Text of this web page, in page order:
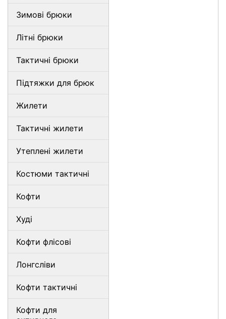
Зимові брюки
Літні брюки
Тактичні брюки
Підтяжки для брюк
Жилети
Тактичні жилети
Утеплені жилети
Костюми тактичні
Кофти
Худі
Кофти флісові
Лонгсліви
Кофти тактичні
Кофти для